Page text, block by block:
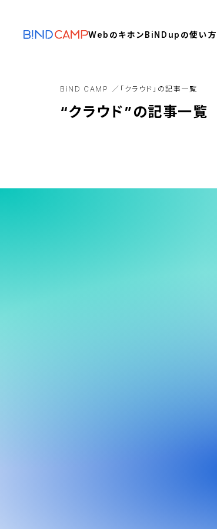
Webのキホン BiNDupの使い方
BiND CAMP 「クラウド」の記事一覧
“クラウド”の記事一覧